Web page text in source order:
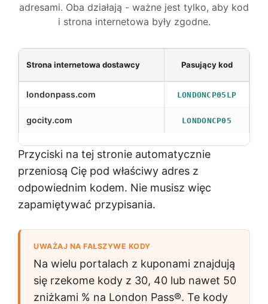
adresami. Oba działają - ważne jest tylko, aby kod
i strona internetowa były zgodne.
Strona internetowa dostawcy Pasujący kod
londonpass.com LONDONCP05LP
gocity.com LONDONCP05
Przyciski na tej stronie automatycznie
przeniosą Cię pod właściwy adres z
odpowiednim kodem. Nie musisz więc
zapamiętywać przypisania.
UWAŻAJ NA FAŁSZYWE KODY
Na wielu portalach z kuponami znajdują
się rzekome kody z 30, 40 lub nawet 50
zniżkami % na London Pass®. Te kody